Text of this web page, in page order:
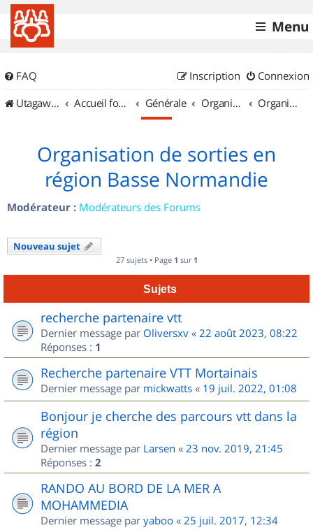
Menu
FAQ Connexion
Inscription
UtagawaVTT (Randos VTT et VTTAE avec traces GPS)
Accueil forum Générale Organisation de sorties & Recherche de partenaires Organisation de sorties en région Basse Normandie
Organisation de sorties en
région Basse Normandie
Modérateur : Modérateurs des Forums
Nouveau sujet
27 sujets • Page 1 sur 1
Sujets
recherche partenaire vtt
Dernier message par Oliversxv « 22 août 2023, 08:22
Réponses : 1
Recherche partenaire VTT Mortainais
Dernier message par mickwatts « 19 juil. 2022, 01:08
Bonjour je cherche des parcours vtt dans la
région
Dernier message par Larsen « 23 nov. 2019, 21:45
Réponses : 2
RANDO AU BORD DE LA MER A
MOHAMMEDIA
Dernier message par yaboo « 25 juil. 2017, 12:34